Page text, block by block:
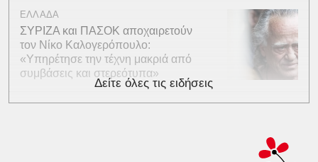
ΕΛΛΑΔΑ
ΣΥΡΙΖΑ και ΠΑΣΟΚ αποχαιρετούν
τον Νίκο Καλογερόπουλο:
«Υπηρέτησε την τέχνη μακριά από
συμβάσεις και στερεότυπα»
Δείτε όλες τις ειδήσεις